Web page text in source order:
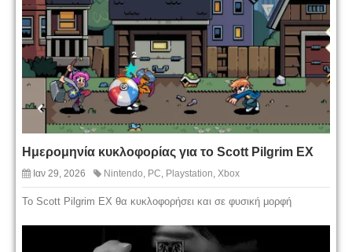
Ημερομηνία κυκλοφορίας για το Scott Pilgrim EX
Ιαν 29, 2026 Nintendo, PC, Playstation, Xbox
Το Scott Pilgrim EX θα κυκλοφορήσει και σε φυσική μορφή